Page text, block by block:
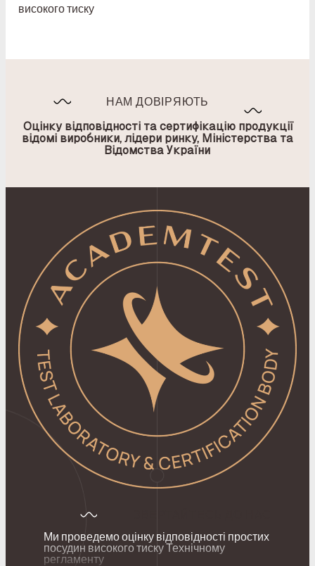
високого тиску
НАМ ДОВІРЯЮТЬ
Оцінку відповідності та сертифікацію продукції
відомі виробники, лідери ринку, Міністерства та
Відомства України
Ми проведемо оцінку відповідності простих
посудин високого тиску Технічному
регламенту